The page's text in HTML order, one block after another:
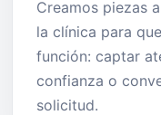
Creamos piezas
la clínica para
función: captar
confianza o
solicitud.